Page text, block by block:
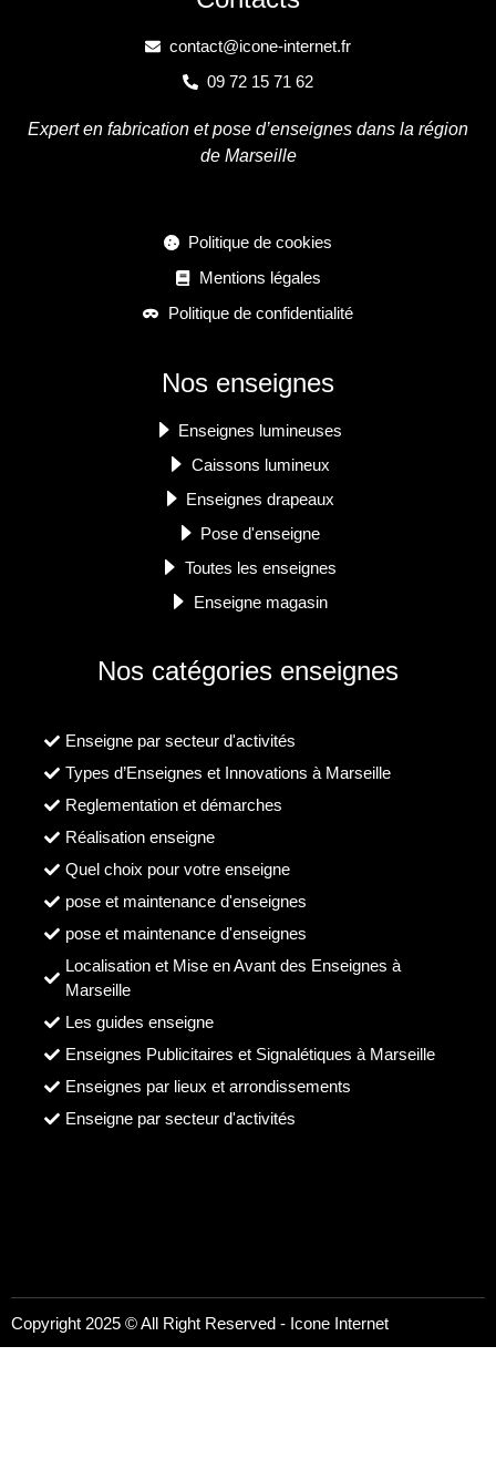
contact@icone-internet.fr
09 72 15 71 62
Expert en fabrication et pose d’enseignes dans la région
de Marseille
Politique de cookies
Mentions légales
Politique de confidentialité
Nos enseignes
Enseignes lumineuses
Caissons lumineux
Enseignes drapeaux
Pose d'enseigne
Toutes les enseignes
Enseigne magasin
Nos catégories enseignes
Enseigne par secteur d'activités
Types d’Enseignes et Innovations à Marseille
Reglementation et démarches
Réalisation enseigne
Quel choix pour votre enseigne
pose et maintenance d'enseignes
pose et maintenance d'enseignes
Localisation et Mise en Avant des Enseignes à
Marseille
Les guides enseigne
Enseignes Publicitaires et Signalétiques à Marseille
Enseignes par lieux et arrondissements
Enseigne par secteur d'activités
Copyright 2025 © All Right Reserved - Icone Internet